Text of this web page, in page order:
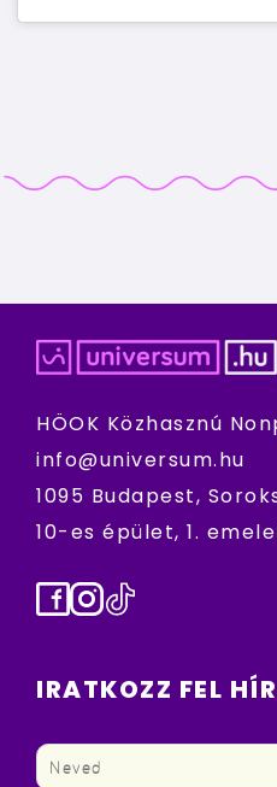
HÖOK Közhasznú
info@universum.hu
1095 Budapest,
10-es épület, 1.
Facebook
Instagram
TikTok
IRATKOZZ FEL